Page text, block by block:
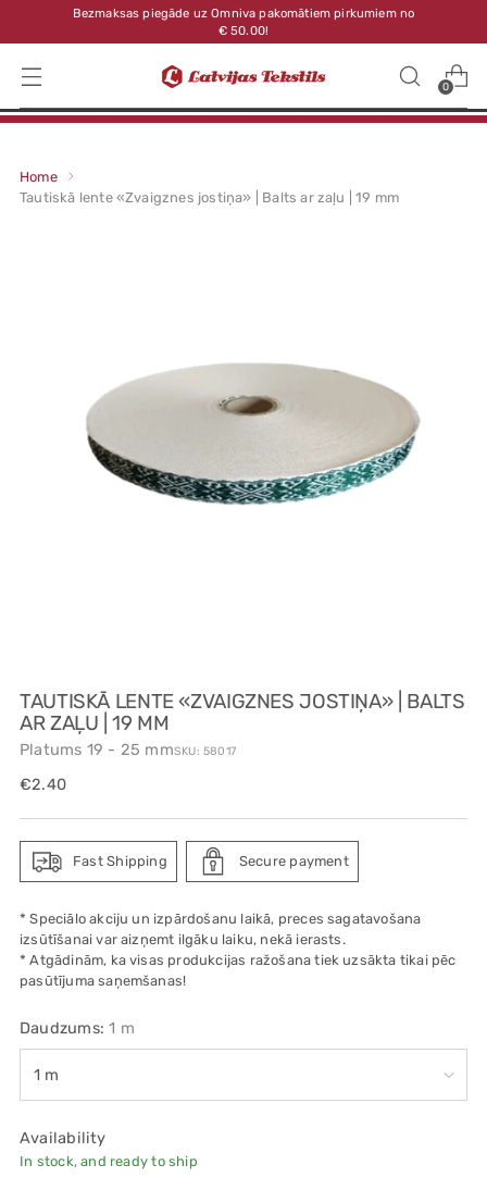
Bezmaksas piegāde uz Omniva pakomātiem pirkumiem no
€ 50.00!
0
Home
Tautiskā lente «Zvaigznes jostiņa» | Balts ar zaļu | 19 mm
TAUTISKĀ LENTE «ZVAIGZNES JOSTIŅA» | BALTS
AR ZAĻU | 19 MM
Platums 19 - 25 mmSKU: 58017
Regular
€2.40
Fast Shipping Secure payment
* Speciālo akciju un izpārdošanu laikā, preces sagatavošana
izsūtīšanai var aizņemt ilgāku laiku, nekā ierasts.
* Atgādinām, ka visas produkcijas ražošana tiek uzsākta tikai pēc
pasūtījuma saņemšanas!
Daudzums:1 m
Availability
In stock, and ready to ship